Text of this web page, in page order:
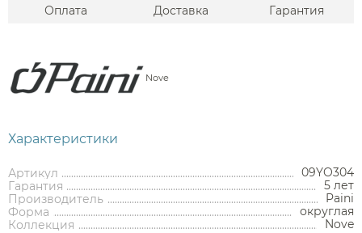
Оплата Доставка Гарантия
Nove
Характеристики
Артикул
09YO304
Гарантия
5 лет
Производитель
Paini
Форма
округлая
Коллекция
Nove